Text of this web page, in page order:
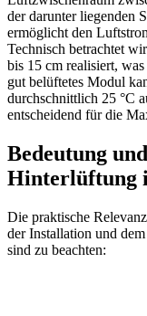
der darunter liegenden
ermöglicht den
Technisch betrachtet
bis 15 cm realisiert,
gut belüftetes Modul
durchschnittlich 25 °C
entscheidend für die
Bedeutung
Hinterlüftung
Die praktische
der Installation und
sind zu beachten: